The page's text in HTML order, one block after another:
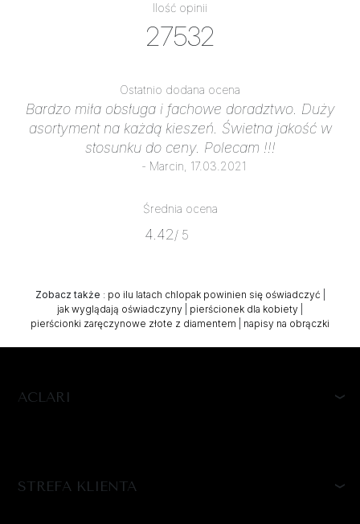
Ilość opinii
27532
Ostatnio dodana ocena
Bardzo miła obsługa i fachowe doradztwo. Duży
asortyment na każdą kieszeń. Świetna jakość w
stosunku do ceny. Polecam !!!
- Marcin, 17.03.2021
Średnia ocena
4.42/ 5
Zobacz także : po ilu latach chlopak powinien się oświadczyć
jak wyglądają oświadczyny
pierścionek dla kobiety
pierścionki zaręczynowe złote z diamentem
napisy na obrączki
ACLARI
STREFA KLIENTA